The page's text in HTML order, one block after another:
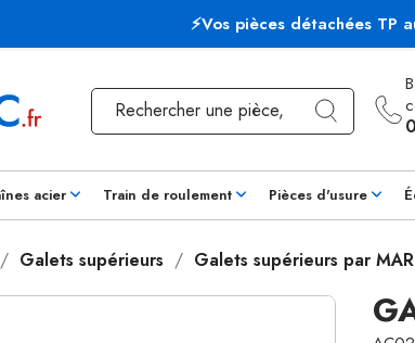
⚡Vos pièces détachées TP
acier Train de roulement Pièces d'usure
Galets supérieurs Galets supérieurs par